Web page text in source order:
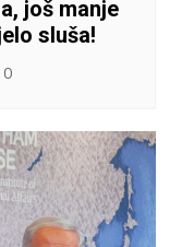
još manje
sluša!
0